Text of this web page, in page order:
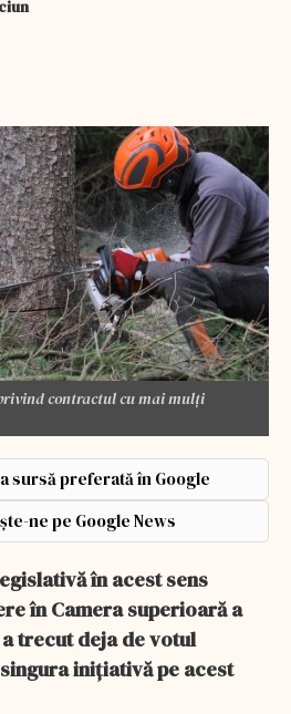
contractul cu mai mulți
sursă preferată în Google
ne pe Google News
în acest sens
în Camera superioară a
trecut deja de votul
inițiativă pe acest